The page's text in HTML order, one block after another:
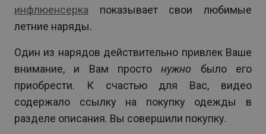
инфлюенсерка показывает свои любимые
летние наряды.
Один из нарядов действительно привлек Ваше
внимание, и Вам простонужно было его
приобрести. К счастью для Вас, видео
содержало ссылку на покупку одежды в
разделе описания. Вы совершили покупку.